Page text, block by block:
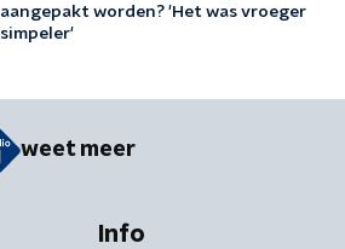
aangepakt worden? 'Het was vroeger
simpeler'
weet meer
Info